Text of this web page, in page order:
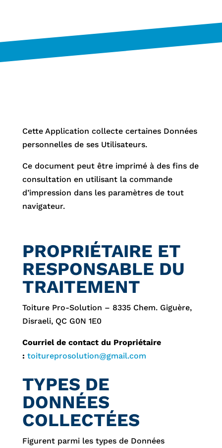
Cette Application collecte certaines Données
personnelles de ses Utilisateurs.
Ce document peut être imprimé à des fins de
consultation en utilisant la commande
d’impression dans les paramètres de tout
navigateur.
PROPRIÉTAIRE ET
RESPONSABLE DU
TRAITEMENT
Toiture Pro-Solution – 8335 Chem. Giguère,
Disraeli, QC G0N 1E0
Courriel de contact du Propriétaire
: toitureprosolution@gmail.com
TYPES DE
DONNÉES
COLLECTÉES
Figurent parmi les types de Données